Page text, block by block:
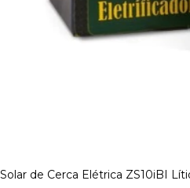
de Cerca Elétrica ZS10iBI